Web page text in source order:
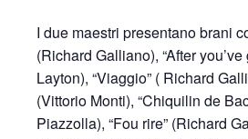
I due maestri presentano brani
(Richard Galliano), “After
Layton), “Viaggio” ( Richard
(Vittorio Monti), “Chiquilin de
Piazzolla), “Fou rire” (Richard